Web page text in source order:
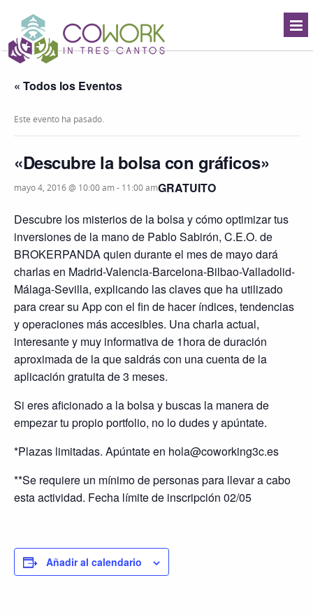
« Todos los Eventos
Este evento ha pasado.
«Descubre la bolsa con gráficos»
mayo 4, 2016 @ 10:00 am- 11:00 amGRATUITO
Descubre los misterios de la bolsa y cómo optimizar tus
inversiones de la mano de Pablo Sabirón, C.E.O. de
BROKERPANDA quien durante el mes de mayo dará
charlas en Madrid-Valencia-Barcelona-Bilbao-Valladolid-
Málaga-Sevilla, explicando las claves que ha utilizado
para crear su App con el fin de hacer índices, tendencias
y operaciones más accesibles. Una charla actual,
interesante y muy informativa de 1hora de duración
aproximada de la que saldrás con una cuenta de la
aplicación gratuita de 3 meses.
Si eres aficionado a la bolsa y buscas la manera de
empezar tu propio portfolio, no lo dudes y apúntate.
*Plazas limitadas. Apúntate en hola@coworking3c.es
**Se requiere un mínimo de personas para llevar a cabo
esta actividad. Fecha límite de inscripción 02/05
Añadir al calendario